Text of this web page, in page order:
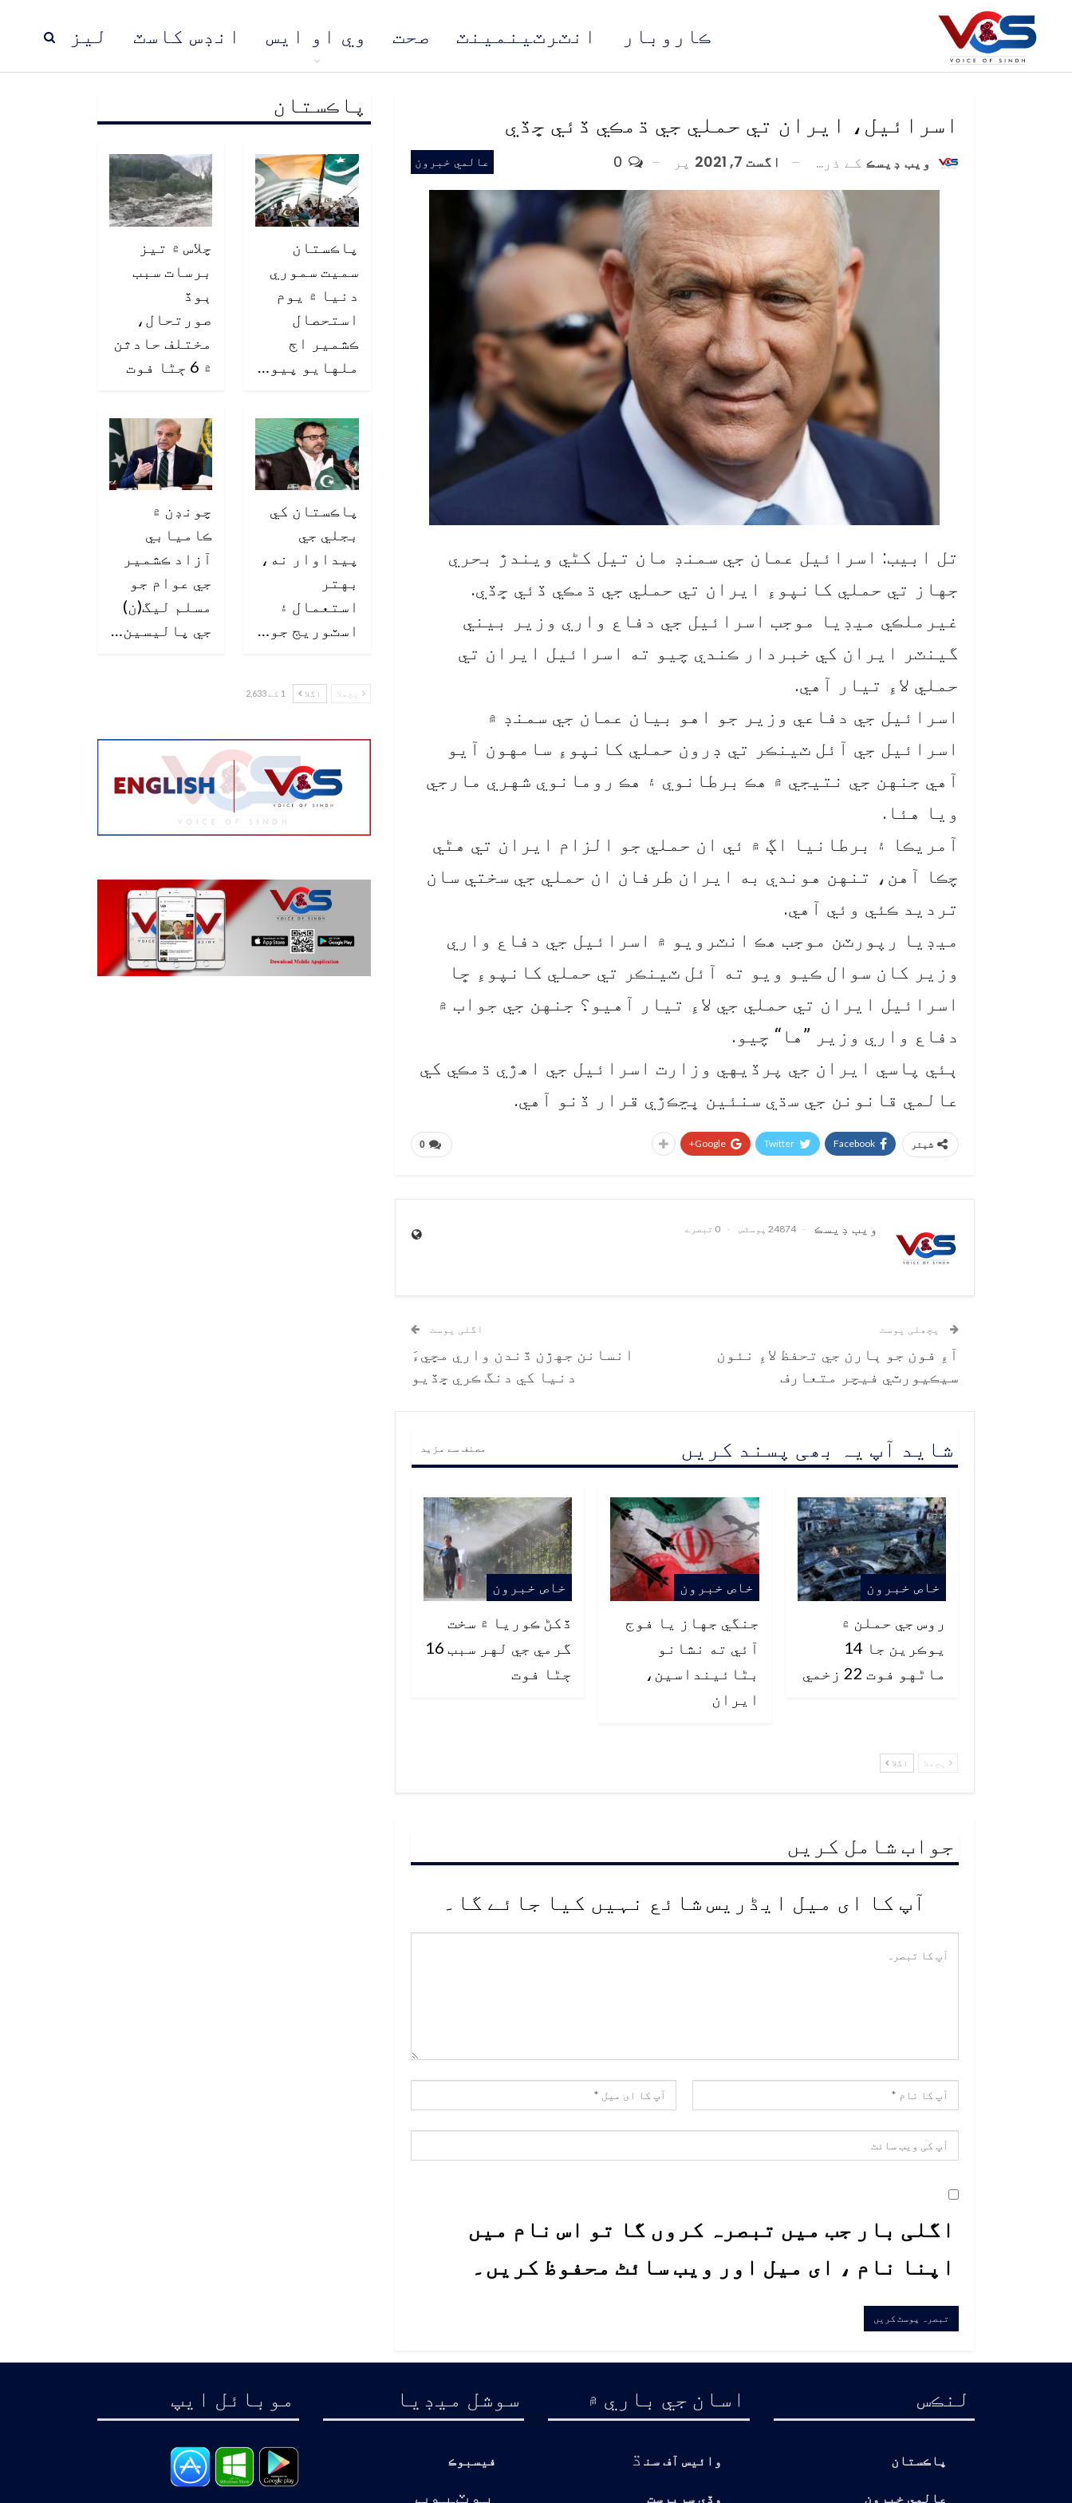
ليز انڊس کاسٽ وي او ايس صحت انٽرٽينمينٽ ڪاروبار
پاڪستان مُنڍ
اسرائيل، ايران تي حملي جي ڌمڪي ڏئي ڇڏي
عالمي خبرون ويب ڊيسڪ کے ذریعہ اگست 7, 2021 پر
تل ابيب: اسرائيل عمان جي سمنڊ مان تيل کڻي ويندڙ بحري
جهاز تي حملي کانپوءِ ايران تي حملي جي ڌمڪي ڏئي ڇڏي.
غيرملڪي ميڊيا موجب اسرائيل جي دفاع واري وزير بيني
گينٽر ايران کي خبردار ڪندي چيو ته اسرائيل ايران تي
حملي لاءِ تيار آهي.
اسرائيل جي دفاعي وزير جو اهو بيان عمان جي سمنڊ ۾
اسرائيل جي آئل ٽينڪر تي ڊرون حملي کانپوءِ سامهون آيو
آهي جنهن جي نتيجي ۾ هڪ برطانوي ۽ هڪ رومانوي شهري مارجي
ويا هئا.
آمريڪا ۽ برطانيا اڳ ۾ ئي ان حملي جو الزام ايران تي هڻي
چڪا آهن، تنهن هوندي به ايران طرفان ان حملي جي سختي سان
ترديد ڪئي وئي آهي.
ميڊيا رپورٽن موجب هڪ انٽرويو ۾ اسرائيل جي دفاع واري
وزير کان سوال ڪيو ويو ته آئل ٽينڪر تي حملي کانپوءِ ڇا
اسرائيل ايران تي حملي جي لاءِ تيار آهيو؟ جنهن جي جواب ۾
دفاع واري وزير ”ها“ چيو.
ٻئي پاسي ايران جي پرڏيهي وزارت اسرائيل جي اهڙي ڌمڪي کي
عالمي قانونن جي سڌي سنئين ڀڃڪڙي قرار ڏنو آهي.
0 شیئر Facebook
Twitter
Google+
ويب ڊيسڪ 24874 پوسٹس 0 تبصرے
پچھلی پوسٹ
آءِ فون جو ٻارن جي تحفظ لاءِ نئون
سيڪيورٽي فيچر متعارف
اگلی پوسٹ
انسانن جهڙن ڏندن واري مڇيءَ
دنيا کي دنگ ڪري ڇڏيو
شاید آپ یہ بھی پسند کریں مصنف سے مزید
خاص خبرون
روس جي حملن ۾
يوڪرين جا 14
ماڻهو فوت 22 زخمي
خاص خبرون
جنگي جهاز يا فوج
آئي ته نشانو
بڻائينداسين،
ايران
خاص خبرون
ڏکڻ ڪوريا ۾ سخت
گرمي جي لهر سبب 16
ڄڻا فوت
پچھلا اگلا
جواب شامل کریں
آپ کا ای میل ایڈریس شائع نہیں کیا جائے گا۔
اگلی بار جب میں تبصرہ کروں گا تو اس نام میں
اپنا نام ، ای میل اور ویب سائٹ محفوظ کریں۔
پاڪستان
پاڪستان
سميت سموري
دنيا ۾ يوم
استحصال
ڪشمير اڄ
ملهايو پيو…
چلاس ۾ تيز
برسات سبب
ٻوڏ
صورتحال،
مختلف حادثن
۾ 6 ڄڻا فوت
پاڪستان کي
بجلي جي
پيداوار نه،
بهتر
استعمال ۽
اسٽوريج جو…
چونڊن ۾
ڪاميابي
آزاد ڪشمير
جي عوام جو
مسلم ليگ(ن)
جي پاليسين…
پچھلا اگلا 1 کے 2,633
لنڪس
پاڪستان
عالمي خبرون
اسان جي باري ۾
وائيس آف سن ڌ
وڏي سرپرست
سوشل ميڊيا
فيسبوڪ
يوٽيوب
موبائل ايپ